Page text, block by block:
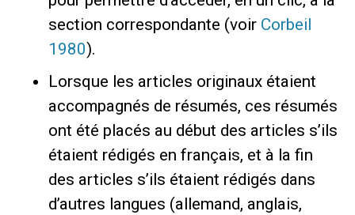
section correspondante (voir Corbeil
1980).
Lorsque les articles originaux étaient
accompagnés de résumés, ces résumés
ont été placés au début des articles s’ils
étaient rédigés en français, et à la fin
des articles s’ils étaient rédigés dans
d’autres langues (allemand, anglais,